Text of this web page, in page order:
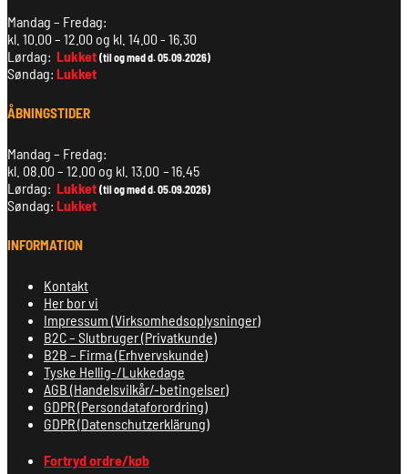
Mandag – Fredag:
kl. 10.00 – 12.00 og kl. 14.00 - 16.30
Lørdag: Lukket (til og med d. 05.09.2026)
Søndag: Lukket
ÅBNINGSTIDER
Mandag – Fredag:
kl. 08.00 – 12.00 og kl. 13.00 –16.45
Lørdag: Lukket (til og med d. 05.09.2026)
Søndag: Lukket
INFORMATION
Kontakt
Her bor vi
Impressum (Virksomhedsoplysninger)
B2C – Slutbruger (Privatkunde)
B2B – Firma (Erhvervskunde)
Tyske Hellig-/Lukkedage
AGB (Handelsvilkår/-betingelser)
GDPR (Persondataforordring)
GDPR (Datenschutzerklärung)
Fortryd ordre/køb